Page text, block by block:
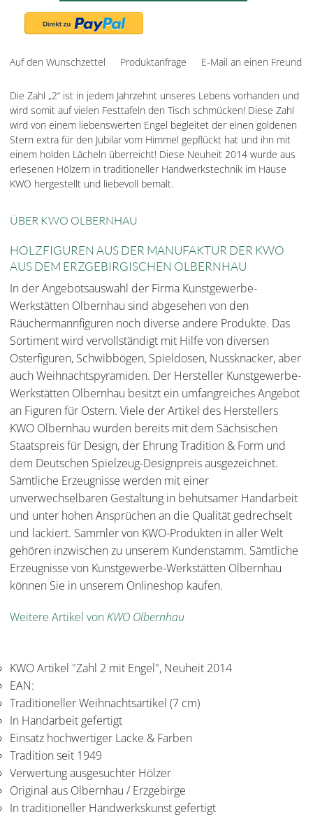
Auf den Wunschzettel Produktanfrage E-Mail an einen Freund
Die Zahl „2“ ist in jedem Jahrzehnt unseres Lebens vorhanden und
wird somit auf vielen Festtafeln den Tisch schmücken! Diese Zahl
wird von einem liebenswerten Engel begleitet der einen goldenen
Stern extra für den Jubilar vom Himmel gepflückt hat und ihn mit
einem holden Lächeln überreicht! Diese Neuheit 2014 wurde aus
erlesenen Hölzern in traditioneller Handwerkstechnik im Hause
KWO hergestellt und liebevoll bemalt.
ÜBER KWO OLBERNHAU
HOLZFIGUREN AUS DER MANUFAKTUR DER KWO
AUS DEM ERZGEBIRGISCHEN OLBERNHAU
In der Angebotsauswahl der Firma Kunstgewerbe-
Werkstätten Olbernhau sind abgesehen von den
Räuchermannfiguren noch diverse andere Produkte. Das
Sortiment wird vervollständigt mit Hilfe von diversen
Osterfiguren, Schwibbögen, Spieldosen, Nussknacker, aber
auch Weihnachtspyramiden. Der Hersteller Kunstgewerbe-
Werkstätten Olbernhau besitzt ein umfangreiches Angebot
an Figuren für Ostern. Viele der Artikel des Herstellers
KWO Olbernhau wurden bereits mit dem Sächsischen
Staatspreis für Design, der Ehrung Tradition & Form und
dem Deutschen Spielzeug-Designpreis ausgezeichnet.
Sämtliche Erzeugnisse werden mit einer
unverwechselbaren Gestaltung in behutsamer Handarbeit
und unter hohen Ansprüchen an die Qualität gedrechselt
und lackiert. Sammler von KWO-Produkten in aller Welt
gehören inzwischen zu unserem Kundenstamm. Sämtliche
Erzeugnisse von Kunstgewerbe-Werkstätten Olbernhau
können Sie in unserem Onlineshop kaufen.
Weitere Artikel vonKWO Olbernhau
KWO Artikel "Zahl 2 mit Engel", Neuheit 2014
EAN:
Traditioneller Weihnachtsartikel (7 cm)
In Handarbeit gefertigt
Einsatz hochwertiger Lacke & Farben
Tradition seit 1949
Verwertung ausgesuchter Hölzer
Original aus Olbernhau / Erzgebirge
In traditioneller Handwerkskunst gefertigt